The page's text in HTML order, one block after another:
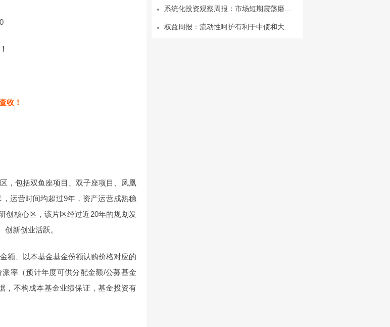
收！
，包括双鱼座项目、双子座项目、凤凰
运营时间均超过9年，资产运营成熟稳
创核心区，该片区经过近20年的规划发
新创业活跃。
额、以本基金基金份额认购价格对应的
率（预计年度可供分配金额/公募基金
，不构成本基金业绩保证，基金投资有